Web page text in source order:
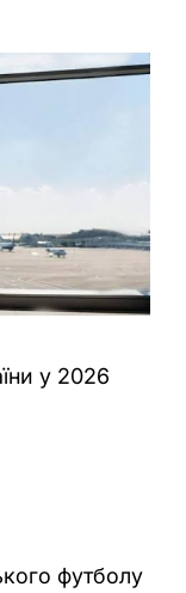
у 2026
футболу